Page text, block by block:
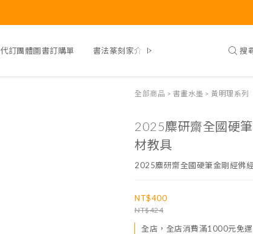
代訂團體圖書訂購單 書法篆刻家介紹 搜
全部商品 > 書畫水墨 > 黃明理系列
2025麋研齋全國硬
材教具
2025麋研齋全國硬筆金剛經佛
NT$400
NT$424
全店，全店消費滿1000元免